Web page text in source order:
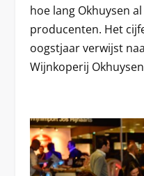
hoe lang Okhuysen
producenten. Het
oogstjaar verwijst
Wijnkoperij